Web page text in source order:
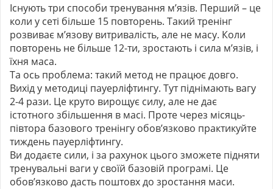
Існують три способи тренування м’язів. Перший – це
коли у сеті більше 15 повторень. Такий тренінг
розвиває м’язову витривалість, але не масу. Коли
повторень не більше 12-ти, зростають і сила м’язів, і
їхня маса.
Та ось проблема: такий метод не працює довго.
Вихід у методиці пауерліфтингу. Тут піднімають вагу
2-4 рази. Це круто вирощує силу, але не дає
істотного збільшення в масі. Проте через місяць-
півтора базового тренінгу обов’язково практикуйте
тиждень пауерліфтингу.
Ви додаєте сили, і за рахунок цього зможете підняти
тренувальні ваги у своїй базовій програмі. Це
обов’язково дасть поштовх до зростання маси.